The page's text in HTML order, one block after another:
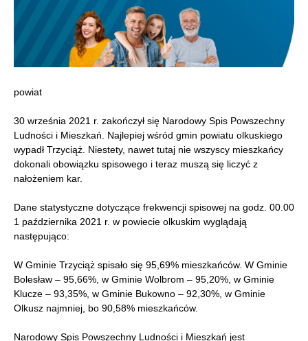
powiat
30 września 2021 r. zakończył się Narodowy Spis Powszechny
Ludności i Mieszkań. Najlepiej wśród gmin powiatu olkuskiego
wypadł Trzyciąż. Niestety, nawet tutaj nie wszyscy mieszkańcy
dokonali obowiązku spisowego i teraz muszą się liczyć z
nałożeniem kar.
Dane statystyczne dotyczące frekwencji spisowej na godz. 00.00
1 października 2021 r. w powiecie olkuskim wyglądają
następująco:
W Gminie Trzyciąż spisało się 95,69% mieszkańców. W Gminie
Bolesław – 95,66%, w Gminie Wolbrom – 95,20%, w Gminie
Klucze – 93,35%, w Gminie Bukowno – 92,30%, w Gminie
Olkusz najmniej, bo 90,58% mieszkańców.
Narodowy Spis Powszechny Ludności i Mieszkań jest